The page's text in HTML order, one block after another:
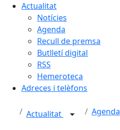
Actualitat
Notícies
Agenda
Recull de premsa
Butlletí digital
RSS
Hemeroteca
Adreces i telèfons
Actualitat Agenda